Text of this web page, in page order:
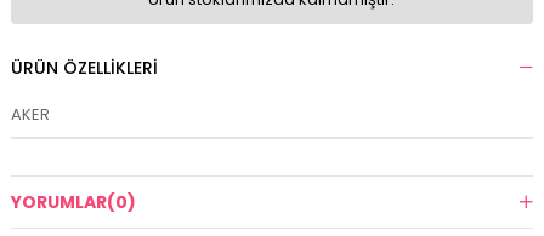
ÜRÜN ÖZELLIKLERI
AKER
YORUMLAR(0)